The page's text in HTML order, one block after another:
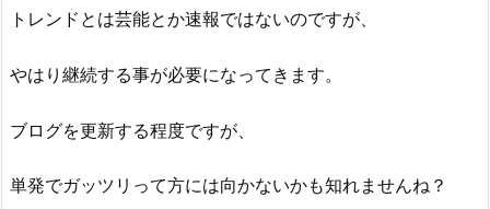
トレンドとは芸能とか速報ではないのですが、
やはり継続する事が必要になってきます。
ブログを更新する程度ですが、
単発でガッツリって方には向かないかも知れませんね？